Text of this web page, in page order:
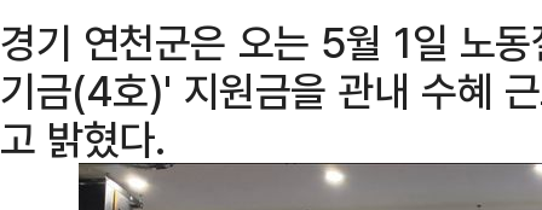
경기 연천군은 오는 5월 1일 노
기금(4호)' 지원금을 관내 수혜
고 밝혔다.